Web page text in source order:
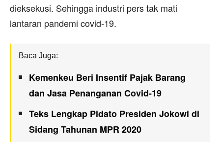
dieksekusi. Sehingga industri pers tak mati
lantaran pandemi covid-19.
Baca Juga:
Kemenkeu Beri Insentif Pajak Barang
dan Jasa Penanganan Covid-19
Teks Lengkap Pidato Presiden Jokowi di
Sidang Tahunan MPR 2020